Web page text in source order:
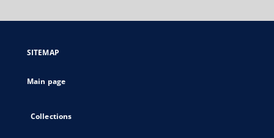
open
new
SITEMAP
Main page
Collections